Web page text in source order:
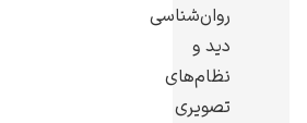
روان‌شناسی
دید و
نظام‌های
تصویری